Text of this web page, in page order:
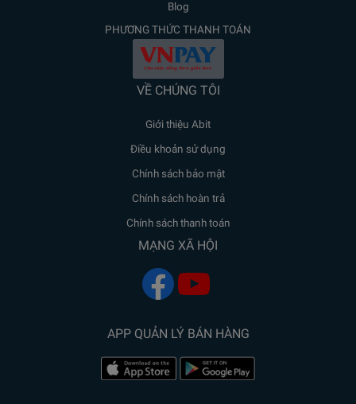
Blog
PHƯƠNG THỨC THANH TOÁN
VỀ CHÚNG TÔI
Giới thiệu Abit
Điều khoản sử dụng
Chính sách bảo mật
Chính sách hoàn trả
Chính sách thanh toán
MẠNG XÃ HỘI
APP QUẢN LÝ BÁN HÀNG